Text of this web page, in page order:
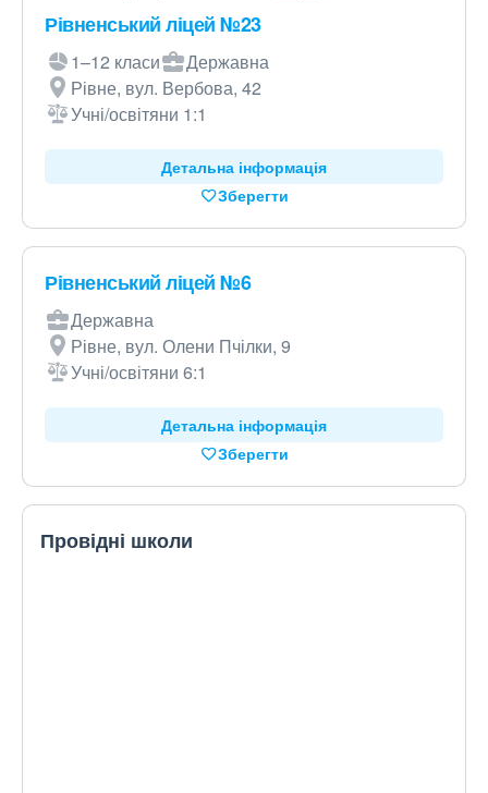
Рівненський ліцей №23
1–12 класи
Державна
Рівне, вул. Вербова, 42
Учні/освітяни 1:1
Детальна інформація
Зберегти
Рівненський ліцей №6
Державна
Рівне, вул. Олени Пчілки, 9
Учні/освітяни 6:1
Детальна інформація
Зберегти
Провідні школи